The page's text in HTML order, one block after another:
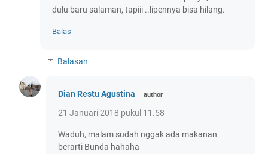
dulu baru salaman, tapiii ..lipennya bisa hilang.
Balas
Balasan
Dian Restu Agustina
21 Januari 2018 pukul 11.58
Waduh, malam sudah nggak ada makanan
berarti Bunda hahaha